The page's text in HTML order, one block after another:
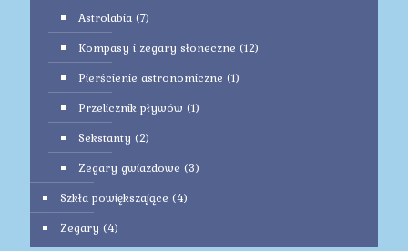
Astrolabia (7)
Kompasy i zegary słoneczne (12)
Pierścienie astronomiczne (1)
Przelicznik pływów (1)
Sekstanty (2)
Zegary gwiazdowe (3)
Szkła powiększające (4)
Zegary (4)